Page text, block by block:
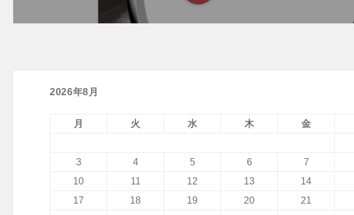
投
2026年8月
月 火 水 木 金
3
4 5 6 7
10
11 12 13 14
17
18 19 20 21